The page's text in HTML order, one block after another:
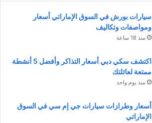
سيارات بورش في السوق الإماراتي أسعار
ومواصفات وتكاليف
منذ 18 ساعة
اكتشف سكي دبي أسعار التذاكر وأفضل 5 أنشطة
ممتعة لعائلتك
منذ يوم واحد
أسعار وطرازات سيارات جي إم سي في السوق
الإماراتي